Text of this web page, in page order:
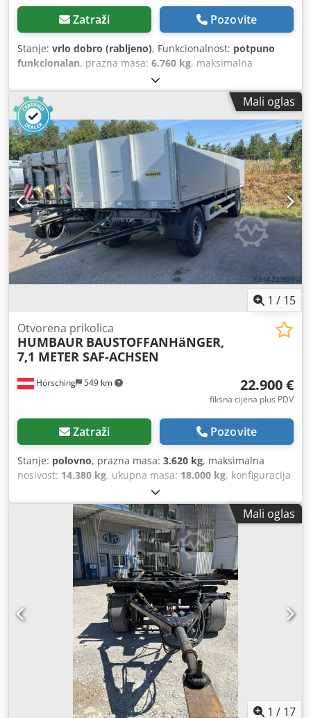
Zatraži Pozovite
Stanje: vrlo dobro (rabljeno), Funkcionalnost: potpuno
funkcionalan, prazna masa: 6.760 kg, maksimalna
, ukupna masa:
osovina:2 osovine, sljedeći pregled (TÜV):09/2026, dužina
prostora za utovar:
, Godina izgradnje:2018,
Oprema:ABS, rashladna jedinica, zadnje podizno vratilo,
Mali oglas
1 / 15
Hörsching 549 km
Otvorena prikolica
HUMBAUR BAUSTOFFANHäNGER,
7,1 METER SAF-ACHSEN
22.900 €
fiksna cijena plus PDV
Zatraži Pozovite
Stanje: polovno, prazna masa: 3.620 kg, maksimalna
nosivost: 14.380 kg, ukupna masa: 18.000 kg, konfiguracija
, prva registracija:
prostora za utovar:7.100 mm, širina teretnog prostora:
, visina tovarnog prostora: 1.000 mm , ukupna
2.550 mm, ovjes:zrak, dimenzija gume:
385/65R22,5, međuosovinski razmak:4.980 mm
Mali oglas
1 / 17